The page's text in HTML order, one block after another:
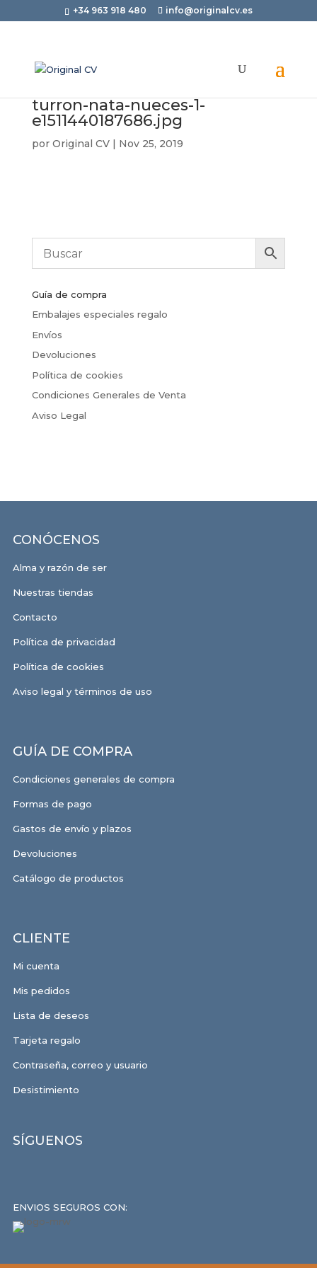
+34 963 918 480 info@originalcv.es
turron-nata-nueces-1-
e1511440187686.jpg
por Original CV| Nov 25, 2019
Guía de compra
Embalajes especiales regalo
Envíos
Devoluciones
Política de cookies
Condiciones Generales de Venta
Aviso Legal
CONÓCENOS
Alma y razón de ser
Nuestras tiendas
Contacto
Política de privacidad
Política de cookies
Aviso legal y términos de uso
GUÍA DE COMPRA
Condiciones generales de compra
Formas de pago
Gastos de envío y plazos
Devoluciones
Catálogo de productos
CLIENTE
Mi cuenta
Mis pedidos
Lista de deseos
Tarjeta regalo
Contraseña, correo y usuario
Desistimiento
SÍGUENOS
ENVIOS SEGUROS CON: